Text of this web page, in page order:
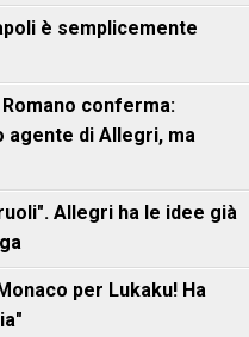
è semplicemente
conferma:
agente di Allegri, ma
Allegri ha le idee già
per Lukaku! Ha